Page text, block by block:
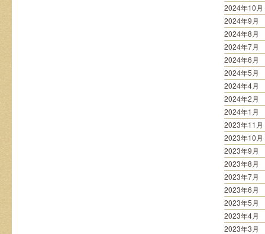
2024年10月
2024年9月
2024年8月
2024年7月
2024年6月
2024年5月
2024年4月
2024年2月
2024年1月
2023年11月
2023年10月
2023年9月
2023年8月
2023年7月
2023年6月
2023年5月
2023年4月
2023年3月